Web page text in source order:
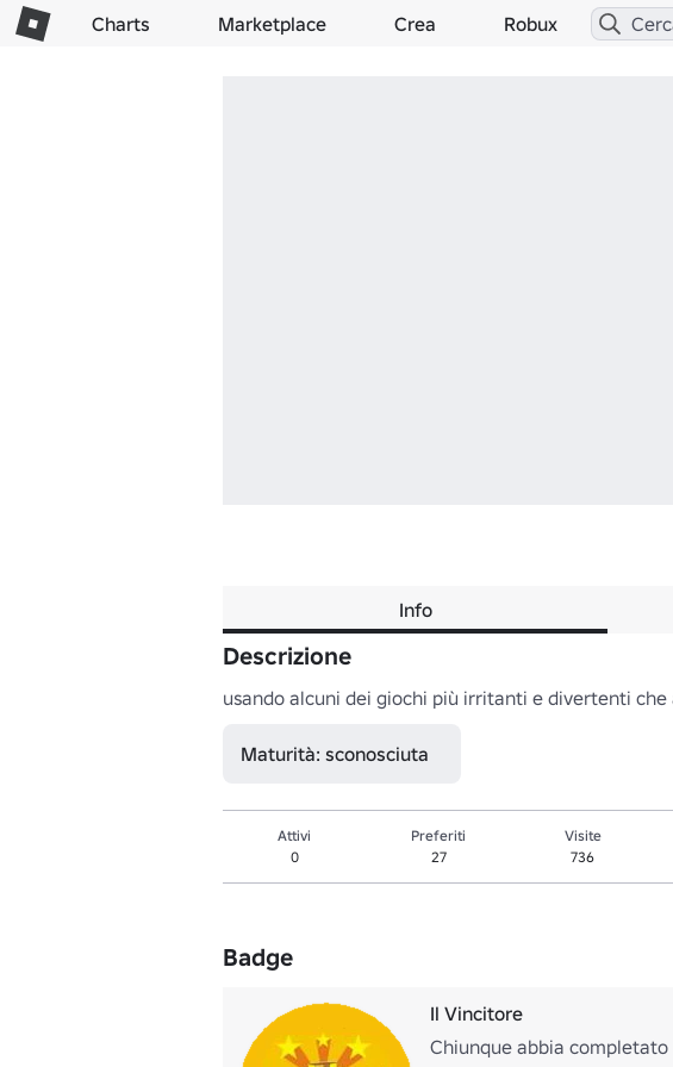
Charts Marketplace Crea Robux
Info
Descrizione
usando alcuni dei giochi più irritanti e divertenti
Maturità: sconosciuta
Attivi
0
Preferiti
27
Visite
736
Badge
Il Vincitore
Chiunque abbia